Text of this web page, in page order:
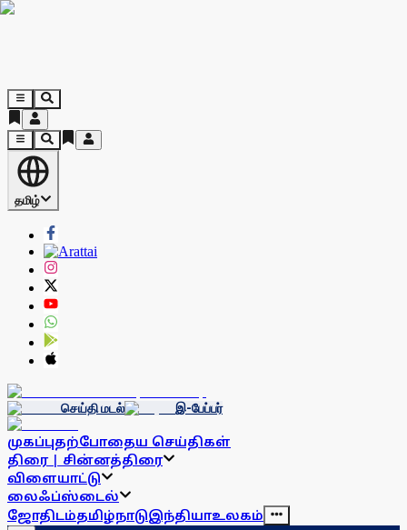
தமிழ்
செய்தி மடல் இ-பேப்பர்
முகப்புதற்போதைய செய்திகள்
திரை | சின்னத்திரை
விளையாட்டு
லைஃப்ஸ்டைல்
ஜோதிடம்தமிழ்நாடுஇந்தியாஉலகம்